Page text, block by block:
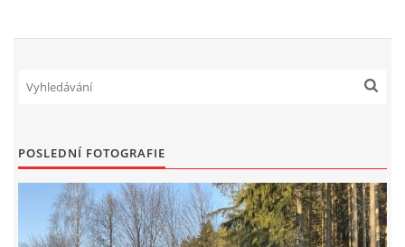
© 2026 eStránky.cz
POSLEDNÍ FOTOGRAFIE